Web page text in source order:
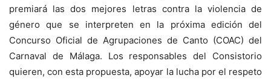
premiará las dos mejores letras contra la violencia de
género que se interpreten en la próxima edición del
Concurso Oficial de Agrupaciones de Canto (COAC) del
Carnaval de Málaga. Los responsables del Consistorio
quieren, con esta propuesta, apoyar la lucha por el respeto